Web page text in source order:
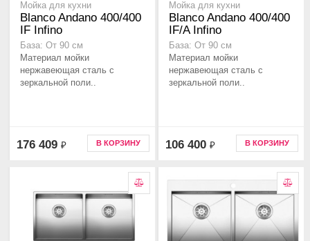
Мойка для кухни
Blanco Andano 400/400
IF Infino
База: От 90 см
Материал мойки
нержавеющая сталь с
зеркальной поли..
176 409 ₽ В КОРЗИНУ
Мойка для кухни
Blanco Andano 400/400
IF/A Infino
База: От 90 см
Материал мойки
нержавеющая сталь с
зеркальной поли..
106 400 ₽ В КОРЗИНУ